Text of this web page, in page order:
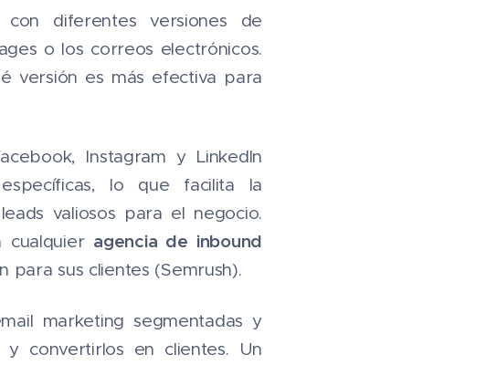
diferentes versiones de
o los correos electrónicos.
versión es más efectiva para
Instagram y LinkedIn
lo que facilita la
valiosos para el negocio.
cualquier agencia de inbound
para sus clientes ​(Semrush).
marketing segmentadas y
y convertirlos en clientes. Un